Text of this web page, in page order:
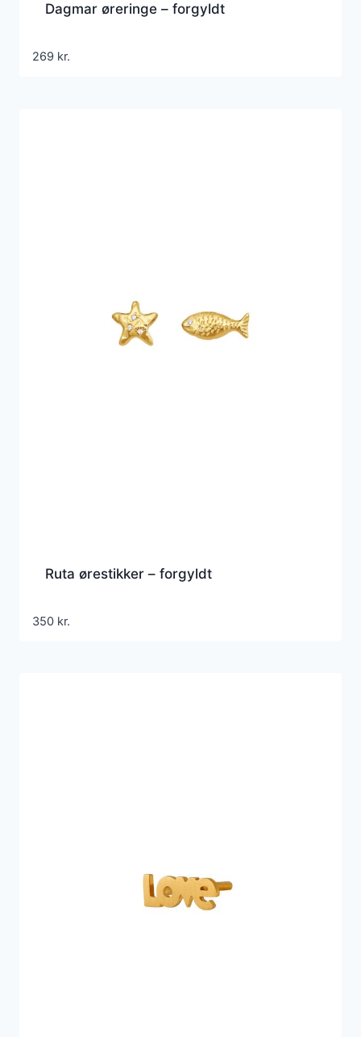
Dagmar øreringe – forgyldt
269 kr.
Ruta ørestikker – forgyldt
350 kr.